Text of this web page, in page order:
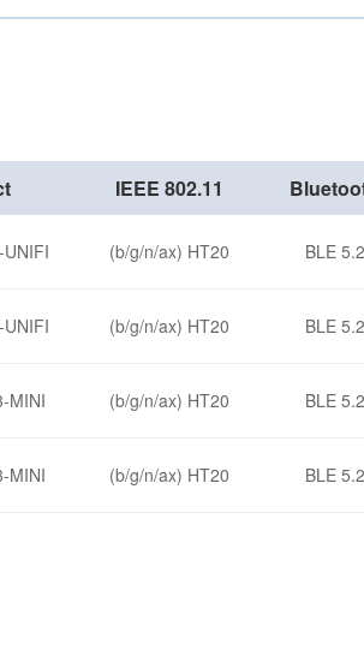
IEEE 802.11
(b/g/n/ax) HT20 BLE 5.2
(b/g/n/ax) HT20 BLE 5.2
MINI (b/g/n/ax) HT20 BLE 5.2
MINI (b/g/n/ax) HT20 BLE 5.2